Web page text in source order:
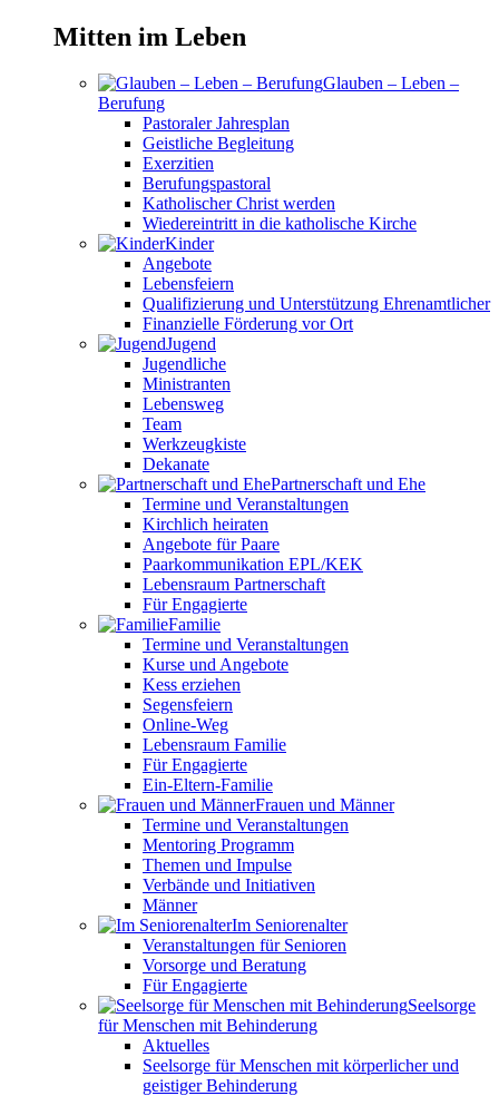
Mitten im Leben
Glauben – Leben –
Berufung
Pastoraler Jahresplan
Geistliche Begleitung
Exerzitien
Berufungspastoral
Katholischer Christ werden
Wiedereintritt in die katholische Kirche
Kinder
Angebote
Lebensfeiern
Qualifizierung und Unterstützung Ehrenamtlicher
Finanzielle Förderung vor Ort
Jugend
Jugendliche
Ministranten
Lebensweg
Team
Werkzeugkiste
Dekanate
Partnerschaft und Ehe
Termine und Veranstaltungen
Kirchlich heiraten
Angebote für Paare
Paarkommunikation EPL/KEK
Lebensraum Partnerschaft
Für Engagierte
Familie
Termine und Veranstaltungen
Kurse und Angebote
Kess erziehen
Segensfeiern
Online-Weg
Lebensraum Familie
Für Engagierte
Ein-Eltern-Familie
Frauen und Männer
Termine und Veranstaltungen
Mentoring Programm
Themen und Impulse
Verbände und Initiativen
Männer
Im Seniorenalter
Veranstaltungen für Senioren
Vorsorge und Beratung
Für Engagierte
Seelsorge
für Menschen mit Behinderung
Aktuelles
Seelsorge für Menschen mit körperlicher und
geistiger Behinderung